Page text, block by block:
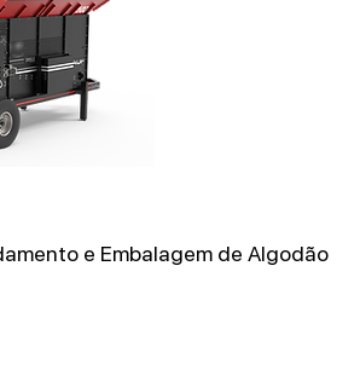
e Embalagem de Algodão